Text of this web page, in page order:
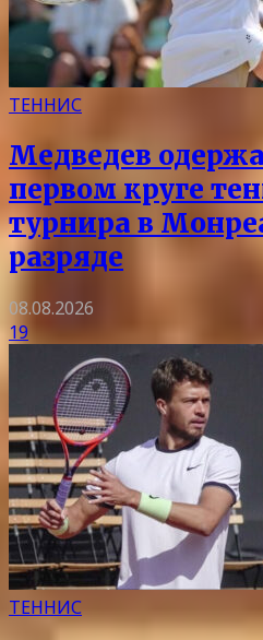
ТЕННИС
Медведев
первом круге
турнира в
разряде
08.08.2026
19
ТЕННИС